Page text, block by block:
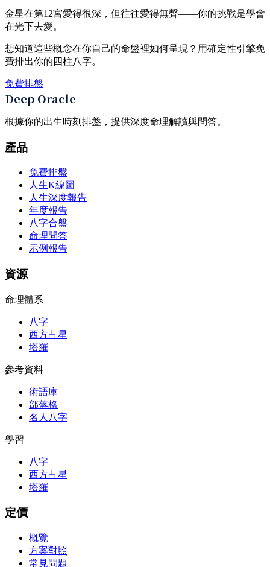
金星在第12宮愛得很深，但往往愛得無聲——你的挑戰是學會
在光下去愛。
想知道這些概念在你自己的命盤裡如何呈現？用確定性引擎免
費排出你的四柱八字。
免費排盤
Deep Oracle
根據你的出生時刻排盤，提供深度命理解讀與問答。
產品
免費排盤
人生K線圖
人生深度報告
年度報告
八字合盤
命理問答
示例報告
資源
命理體系
八字
西方占星
塔羅
參考資料
術語庫
部落格
名人八字
學習
八字
西方占星
塔羅
定價
概覽
方案對照
常見問題